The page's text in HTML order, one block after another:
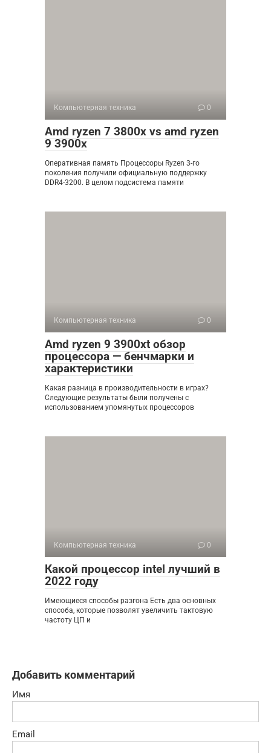
Компьютерная техника 0
Amd ryzen 7 3800x vs amd ryzen
9 3900x
Оперативная память Процессоры Ryzen 3-го
поколения получили официальную поддержку
DDR4-3200. В целом подсистема памяти
Компьютерная техника 0
Amd ryzen 9 3900xt обзор
процессора — бенчмарки и
характеристики
Какая разница в производительности в играх?
Следующие результаты были получены с
использованием упомянутых процессоров
Компьютерная техника 0
Какой процессор intel лучший в
2022 году
Имеющиеся способы разгона Есть два основных
способа, которые позволят увеличить тактовую
частоту ЦП и
Добавить комментарий
Имя
Email